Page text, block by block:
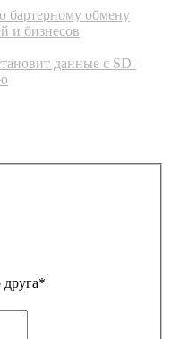
бартерному обмену
и бизнесов
данные с SD-
*